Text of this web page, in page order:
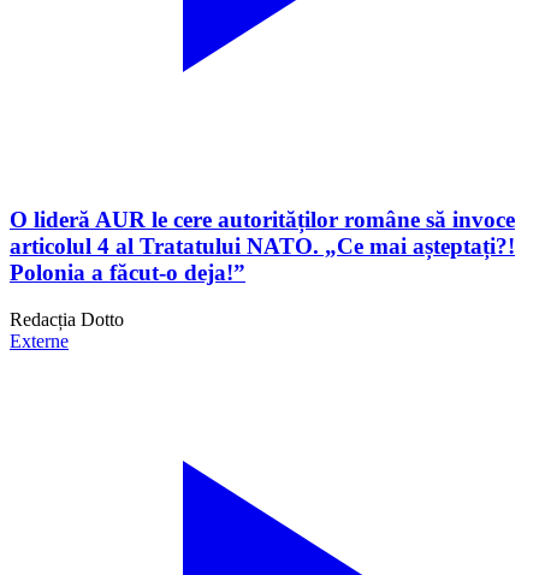
O lideră AUR le cere autorităților române să invoce
articolul 4 al Tratatului NATO. „Ce mai așteptați?!
Polonia a făcut-o deja!”
Redacția Dotto
Externe